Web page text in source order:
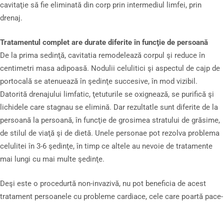
cavitaţie să fie eliminată din corp prin intermediul limfei, prin
drenaj.
Tratamentul complet are durate diferite în funcţie de persoană
De la prima sedinţă, cavitatia remodelează corpul şi reduce în
centimetri masa adipoasă. Nodulii celulitici şi aspectul de cajp de
portocală se atenuează în şedinţe succesive, în mod vizibil.
Datorită drenajului limfatic, ţetuturile se oxignează, se purifică şi
lichidele care stagnau se elimină. Dar rezultatle sunt diferite de la
persoană la persoană, în funcţie de grosimea stratului de grăsime,
de stilul de viaţă şi de dietă. Unele personae pot rezolva problema
celulitei în 3-6 şedinţe, în timp ce altele au nevoie de tratamente
mai lungi cu mai multe şedinţe.
Deşi este o procedurtă non-invazivă, nu pot beneficia de acest
tratament persoanele cu probleme cardiace, cele care poartă pace-